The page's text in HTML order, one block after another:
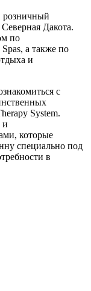
Дакота.
по
а также по
и
с
System.
и
которые
специально под
в